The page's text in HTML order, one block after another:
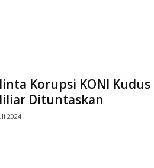
Korupsi KONI Kudus
Dituntaskan
2024